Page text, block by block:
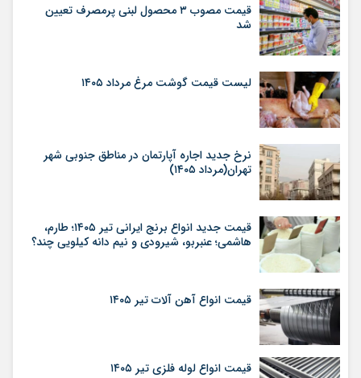
قیمت مصوب ۳ محصول لبنی پرمصرف تعیین
شد
لیست قیمت گوشت مرغ مرداد ۱۴۰۵
نرخ جدید اجاره آپارتمان در مناطق جنوبی شهر
تهران(مرداد ۱۴۰۵)
قیمت جدید انواع برنج ایرانی تیر ۱۴۰۵؛ طارم،
هاشمی؛ عنبربو، شیرودی و نیم دانه کیلویی چند؟
قیمت انواع آهن آلات تیر ۱۴۰۵
قیمت انواع لوله فلزی تیر ۱۴۰۵